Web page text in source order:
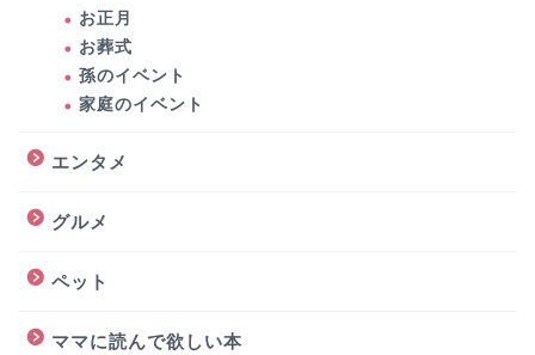
お正月
お葬式
孫のイベント
家庭のイベント
エンタメ
グルメ
ペット
ママに読んで欲しい本